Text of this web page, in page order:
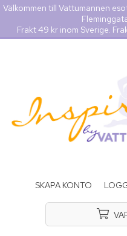
Välkommen till Vattumannen
Frakt 49 kr inom Sverige.
SKAPA KONTO